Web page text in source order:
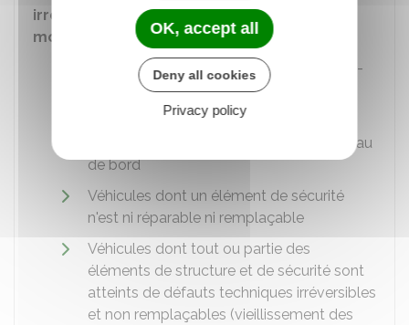
irréparables
les véhicules qui présentent
moins une
des 6défectuosités suivantes :
Véhicules complètement brûlés ; c'est-à-
dire les véhicules dont le compartiment
moteur et l'habitacle sont détruits
Véhicules immergés au-dessus du tableau
de bord
Véhicules dont un élément de sécurité
n'est ni réparable ni remplaçable
Véhicules dont tout ou partie des
éléments de structure et de sécurité sont
atteints de défauts techniques irréversibles
et non remplaçables (vieillissement des
OK, accept all
Deny all cookies
Privacy policy